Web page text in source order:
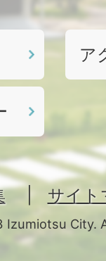
ア
サイト
City.